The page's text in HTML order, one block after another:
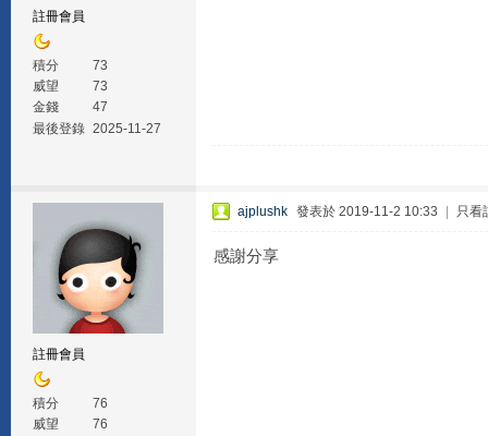
註冊會員
積分
73
威望
73
金錢
47
最後登錄 2025-11-27
註冊會員
積分
76
威望
76
ajplushk 發表於 2019-11-2 10:33 只看
感謝分享